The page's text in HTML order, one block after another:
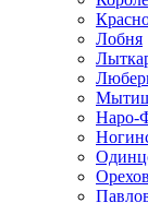
Лобня
Наро-